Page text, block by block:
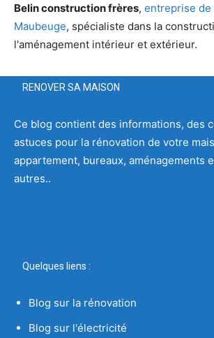
Belin construction frères, entreprise de
Maubeuge, spécialiste dans la
l'aménagement intérieur et extérieur.
RENOVER SA MAISON
Ce blog contient des informations, des
astuces pour la rénovation de votre
appartement, bureaux, aménagements
autres..
Quelques liens :
Blog sur la rénovation
Blog sur l'électricité